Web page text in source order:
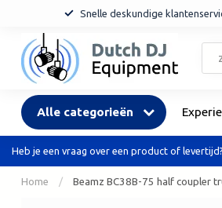
Snelle deskundige
Alle categorieën
Heb je een vraag over een product of
Home / Beamz BC38B-75 half coupler